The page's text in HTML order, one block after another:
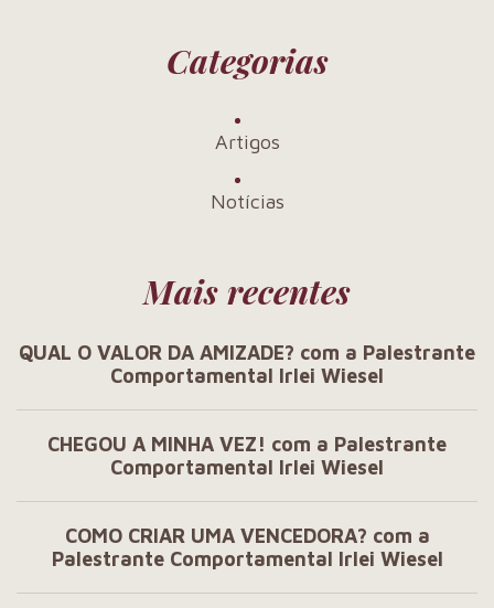
Categorias
Artigos
Notícias
Mais recentes
QUAL O VALOR DA AMIZADE? com a Palestrante
Comportamental Irlei Wiesel
CHEGOU A MINHA VEZ! com a Palestrante
Comportamental Irlei Wiesel
COMO CRIAR UMA VENCEDORA? com a
Palestrante Comportamental Irlei Wiesel